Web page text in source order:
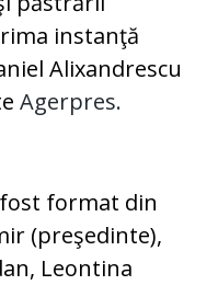
instanţă
Alixandrescu
Agerpres.
format din
(preşedinte),
Leontina